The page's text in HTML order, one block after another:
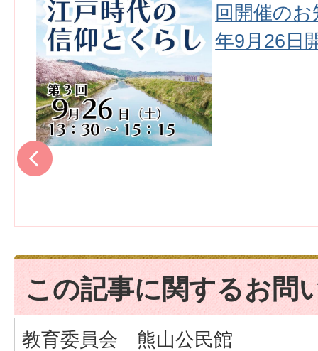
回開催の
年9月26日
この記事に関するお問
教育委員会 熊山公民館